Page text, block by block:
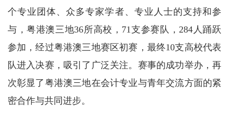
个专业团体、众多专家学者、专业人士的支持和参
与，粤港澳三地36所高校，71支参赛队，284人踊跃
参加，经过粤港澳三地赛区初赛，最终10支高校代表
队进入决赛，吸引了广泛关注。赛事的成功举办，再
次彰显了粤港澳三地在会计专业与青年交流方面的紧
密合作与共同进步。